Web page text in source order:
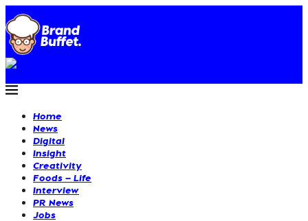
Home
News
Digital
Insight
Creativity
Foods – Life
Interview
PR News
Jobs